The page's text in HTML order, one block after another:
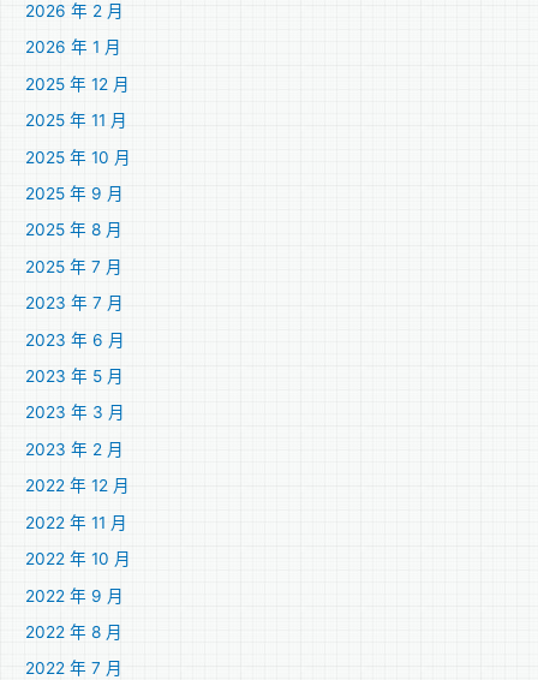
2026 年 2 月
2026 年 1 月
2025 年 12 月
2025 年 11 月
2025 年 10 月
2025 年 9 月
2025 年 8 月
2025 年 7 月
2023 年 7 月
2023 年 6 月
2023 年 5 月
2023 年 3 月
2023 年 2 月
2022 年 12 月
2022 年 11 月
2022 年 10 月
2022 年 9 月
2022 年 8 月
2022 年 7 月